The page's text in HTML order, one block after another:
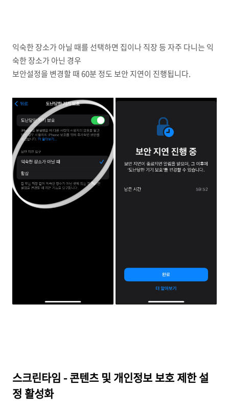
익숙한 장소가 아닐 때를 선택하면 집이나 직장 등 자주 다니는 익
숙한 장소가 아닌 경우
보안설정을 변경할 때 60분 정도 보안 지연이 진행됩니다.
스크린타임 - 콘텐츠 및 개인정보 보호 제한 설
정 활성화